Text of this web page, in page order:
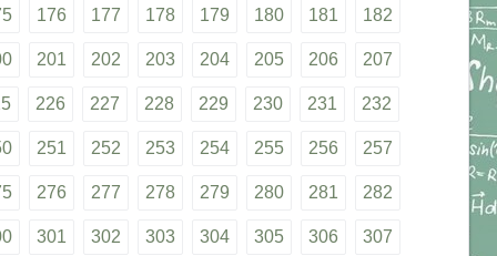
176 177 178 179 180 181 182
201 202 203 204 205 206 207
226 227 228 229 230 231 232
251 252 253 254 255 256 257
276 277 278 279 280 281 282
301 302 303 304 305 306 307